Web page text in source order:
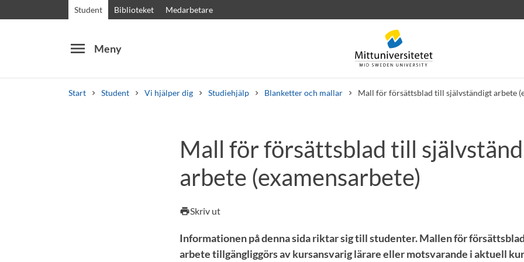
Student Biblioteket Medarbetare
menu Meny
Start Student Vi hjälper dig Studiehjälp Blanketter och mallar Mall för försättsblad till självständigt arbete
Kursplaner VälkomstbrevPersonalLediga jobb
Mall för försättsblad till
arbete (examensarbete)
printSkriv ut
Informationen på denna sida riktar sig till studenter. Mallen för
arbete tillgängliggörs av kursansvarig lärare eller motsvarande i aktuell